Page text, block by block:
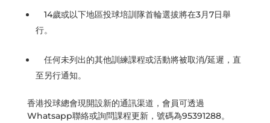
14歲或以下地區投球培訓隊首輪選拔將在3月7日舉
行。
任何未列出的其他訓練課程或活動將被取消/延遲，直
至另行通知。
香港投球總會現開設新的通訊渠道，會員可透過
Whatsapp聯絡或詢問課程更新，號碼為95391288。